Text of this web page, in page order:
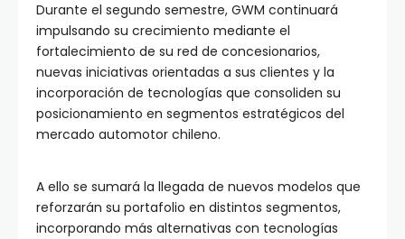
Durante el segundo semestre, GWM continuará
impulsando su crecimiento mediante el
fortalecimiento de su red de concesionarios,
nuevas iniciativas orientadas a sus clientes y la
incorporación de tecnologías que consoliden su
posicionamiento en segmentos estratégicos del
mercado automotor chileno.
A ello se sumará la llegada de nuevos modelos que
reforzarán su portafolio en distintos segmentos,
incorporando más alternativas con tecnologías